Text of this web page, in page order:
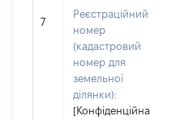
7
Реєстраційний
номер
(кадастровий
номер для
земельної
ділянки):
[Конфіденційна